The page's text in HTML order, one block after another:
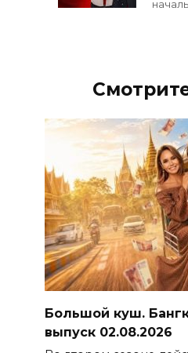
Большой куш.
выпуск 02.08.2026